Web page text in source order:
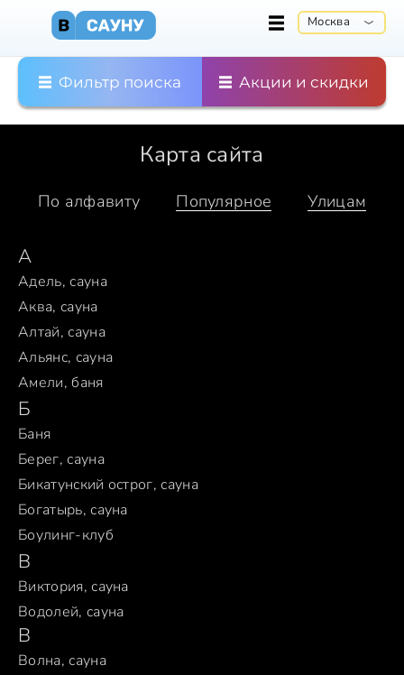
Москва
Фильтр поиска Акции и скидки
Карта сайта
По алфавиту Популярное Улицам
А
Адель, сауна
Аква, сауна
Алтай, сауна
Альянс, сауна
Амели, баня
Б
Баня
Берег, сауна
Бикатунский острог, сауна
Богатырь, сауна
Боулинг-клуб
В
Виктория, сауна
Водолей, сауна
В
Волна, сауна